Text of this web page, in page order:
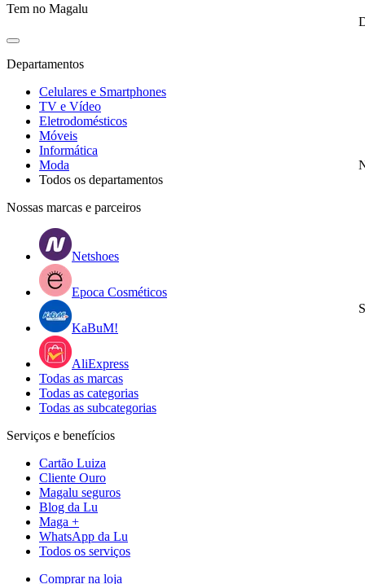
Tem no Magalu
Departamentos
Celulares e Smartphones
TV e Vídeo
Eletrodomésticos
Móveis
Informática
Moda
Todos os departamentos
Nossas marcas e parceiros
Netshoes
Epoca Cosméticos
KaBuM!
AliExpress
Todas as marcas
Todas as categorias
Todas as subcategorias
Serviços e benefícios
Cartão Luiza
Cliente Ouro
Magalu seguros
Blog da Lu
Maga +
WhatsApp da Lu
Todos os serviços
Comprar na loja